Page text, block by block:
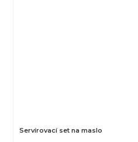
Servírovací set na maslo